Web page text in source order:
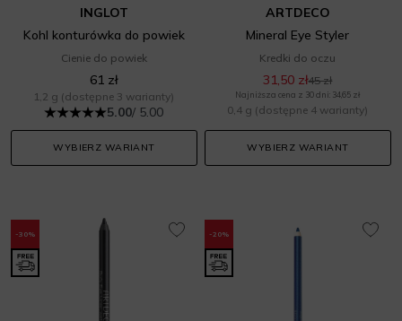
INGLOT
Kohl konturówka do powiek
Cienie do powiek
61 zł
1,2 g (dostępne 3 warianty)
5.00/ 5.00
WYBIERZ WARIANT
ARTDECO
Mineral Eye Styler
Kredki do oczu
31,50 zł45 zł
Najniższa cena z 30 dni: 34,65 zł
0,4 g (dostępne 4 warianty)
WYBIERZ WARIANT
-30% -20%